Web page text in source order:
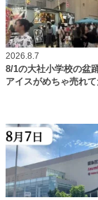
2026.8.7
8/1の大社小学校の盆
アイスがめちゃ売れて